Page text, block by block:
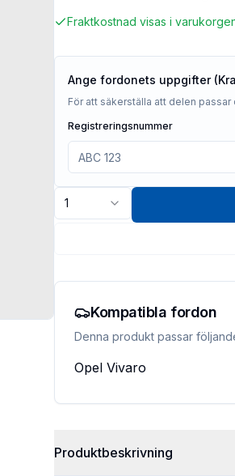
Fraktkostnad visas i
Ange fordonets uppgifter
För att säkerställa att delen
Registreringsnummer
1
Kompatibla fordon
Denna produkt passar
Opel Vivaro
Produktbeskrivning